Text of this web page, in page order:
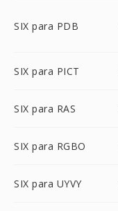
SIX para PDB
SIX para PICT
SIX para RAS
SIX para RGBO
SIX para UYVY